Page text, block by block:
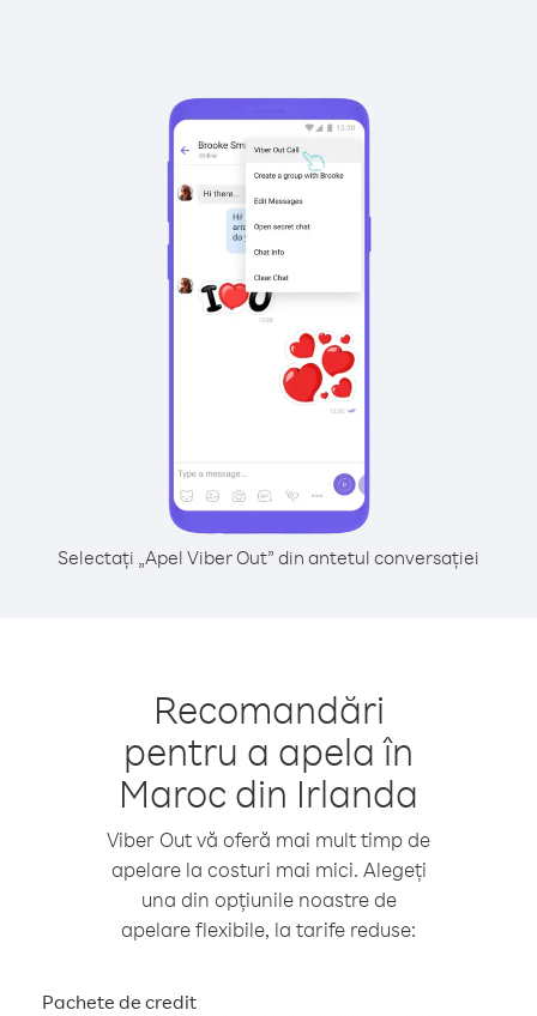
Selectați „Apel Viber Out” din antetul conversației
Recomandări
pentru a apela în
Maroc din Irlanda
Viber Out vă oferă mai mult timp de
apelare la costuri mai mici. Alegeți
una din opțiunile noastre de
apelare flexibile, la tarife reduse:
Pachete de credit